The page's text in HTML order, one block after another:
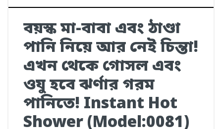
বয়স্ক মা-বাবা এবং ঠাণ্ডা
পানি নিয়ে আর নেই চিন্তা!
এখন থেকে গোসল এবং
ওযু হবে ঝর্ণার গরম
পানিতে! Instant Hot
Shower (Model:0081)